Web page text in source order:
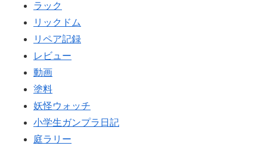
ラック
リックドム
リペア記録
レビュー
動画
塗料
妖怪ウォッチ
小学生ガンプラ日記
庭ラリー